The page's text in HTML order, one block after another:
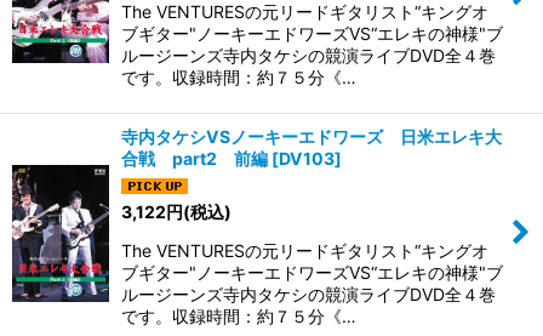
The VENTURESの元リードギタリスト“キングオ
ブギター"ノーキーエドワーズVS“エレキの神様"ブ
ルージーンズ寺内タケシの競演ライブDVD全４巻
です。収録時間：約７５分《…
寺内タケシVSノーキーエドワーズ 日米エレキ大
合戦 part2 前編 [DV103]
3,122円(税込)
The VENTURESの元リードギタリスト“キングオ
ブギター"ノーキーエドワーズVS“エレキの神様"ブ
ルージーンズ寺内タケシの競演ライブDVD全４巻
です。収録時間：約７５分《…